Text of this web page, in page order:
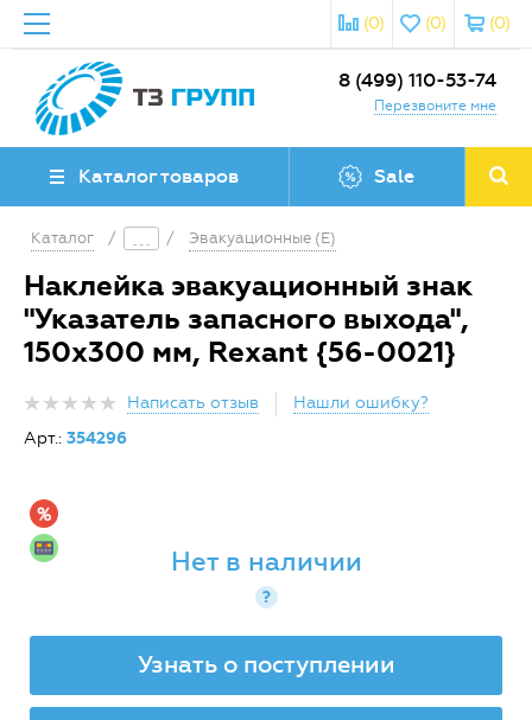
(0)
(0)
(0)
8 (499) 110-53-74
Перезвоните мне
Каталог товаров Sale
Каталог / / Эвакуационные (E)
Наклейка эвакуационный знак
"Указатель запасного выхода",
150х300 мм, Rexant {56-0021}
Написать отзыв
Нашли ошибку?
Арт.: 354296
Нет в наличии
?
Узнать о поступлении